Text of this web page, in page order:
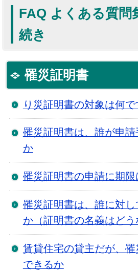
FAQ よくある質問
続き
罹災証明書
り災証明書の対象は何で
罹災証明書は、誰が申
か
罹災証明書の申請に期
罹災証明書は、誰に対
か（証明書の名義はどう
賃貸住宅の貸主だが、
できるか